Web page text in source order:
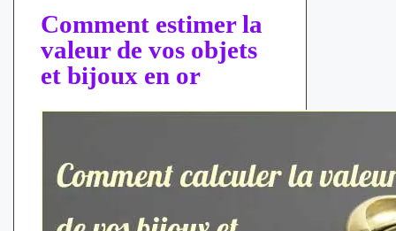
Comment estimer la
valeur de vos objets
et bijoux en or